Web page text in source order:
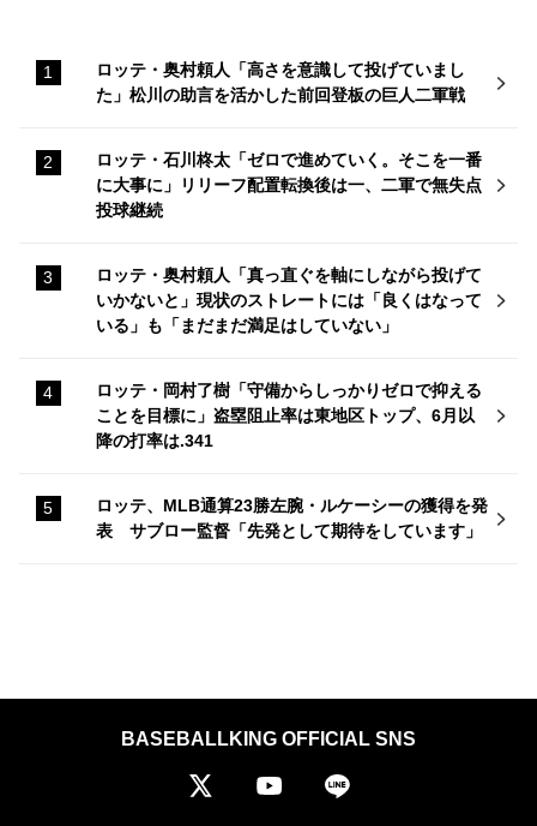
ロッテ・奥村頼人「高さを意識して投げていまし
た」松川の助言を活かした前回登板の巨人二軍戦
ロッテ・石川柊太「ゼロで進めていく。そこを一番
に大事に」リリーフ配置転換後は一、二軍で無失点
投球継続
ロッテ・奥村頼人「真っ直ぐを軸にしながら投げて
いかないと」現状のストレートには「良くはなって
いる」も「まだまだ満足はしていない」
ロッテ・岡村了樹「守備からしっかりゼロで抑える
ことを目標に」盗塁阻止率は東地区トップ、6月以
降の打率は.341
ロッテ、MLB通算23勝左腕・ルケーシーの獲得を発
表 サブロー監督「先発として期待をしています」
BASEBALLKING OFFICIAL SNS